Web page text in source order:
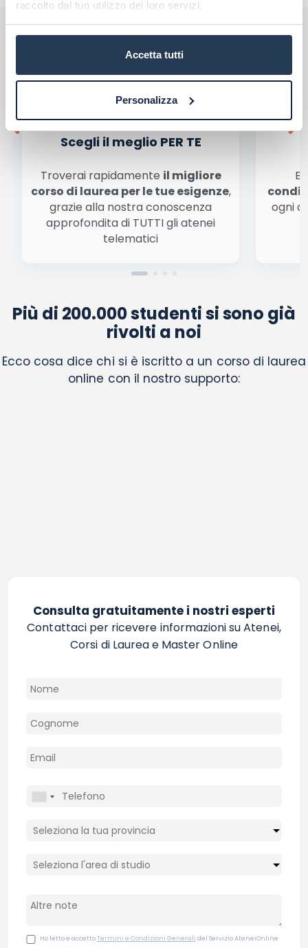
raccolto dal tuo utilizzo dei loro servizi.
Accetta tutti
Personalizza
Perché rivolgersi ad AteneiOnline.it:
Scegli il meglio PER TE
Troverai rapidamente il migliore
corso di laurea per le tue esigenze,
grazie alla nostra conoscenza
approfondita di TUTTI gli atenei
telematici
ogni
Più di 200.000 studenti si sono già
rivolti a noi
Ecco cosa dice chi si è iscritto a un corso di laurea
online con il nostro supporto:
Consulta gratuitamente i nostri esperti
Contattaci per ricevere informazioni su Atenei,
Corsi di Laurea e Master Online
Ho letto e accettoTermini e Condizioni Generali del Servizio AteneiOnline